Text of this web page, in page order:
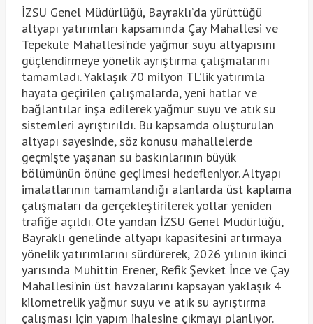
İZSU Genel Müdürlüğü, Bayraklı’da yürüttüğü
altyapı yatırımları kapsamında Çay Mahallesi ve
Tepekule Mahallesi’nde yağmur suyu altyapısını
güçlendirmeye yönelik ayrıştırma çalışmalarını
tamamladı. Yaklaşık 70 milyon TL’lik yatırımla
hayata geçirilen çalışmalarda, yeni hatlar ve
bağlantılar inşa edilerek yağmur suyu ve atık su
sistemleri ayrıştırıldı. Bu kapsamda oluşturulan
altyapı sayesinde, söz konusu mahallelerde
geçmişte yaşanan su baskınlarının büyük
bölümünün önüne geçilmesi hedefleniyor. Altyapı
imalatlarının tamamlandığı alanlarda üst kaplama
çalışmaları da gerçekleştirilerek yollar yeniden
trafiğe açıldı. Öte yandan İZSU Genel Müdürlüğü,
Bayraklı genelinde altyapı kapasitesini artırmaya
yönelik yatırımlarını sürdürerek, 2026 yılının ikinci
yarısında Muhittin Erener, Refik Şevket İnce ve Çay
Mahallesi’nin üst havzalarını kapsayan yaklaşık 4
kilometrelik yağmur suyu ve atık su ayrıştırma
çalışması için yapım ihalesine çıkmayı planlıyor.